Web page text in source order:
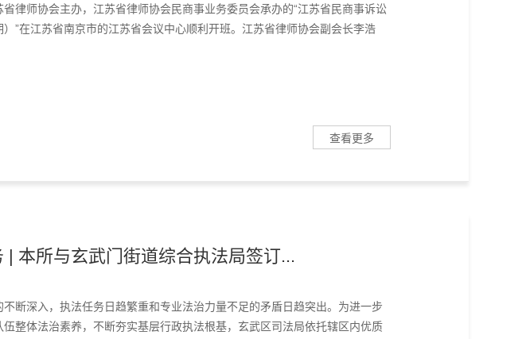
律师协会主办，江苏省律师协会民商事业务委员会承办的“江苏省民商事诉讼
”在江苏省南京市的江苏省会议中心顺利开班。江苏省律师协会副会长李浩
查看更多
| 本所与玄武门街道综合执法局签订...
不断深入，执法任务日趋繁重和专业法治力量不足的矛盾日趋突出。为进一步
整体法治素养，不断夯实基层行政执法根基，玄武区司法局依托辖区内优质